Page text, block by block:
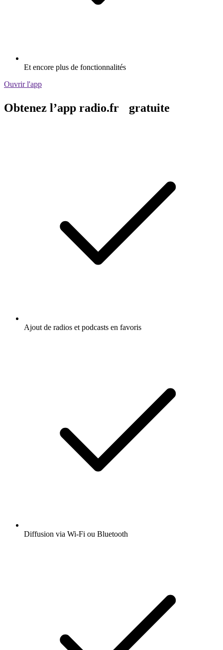
Et encore plus de fonctionnalités
Ouvrir l'app
Obtenez l’app radio.fr gratuite
Ajout de radios et podcasts en favoris
Diffusion via Wi-Fi ou Bluetooth